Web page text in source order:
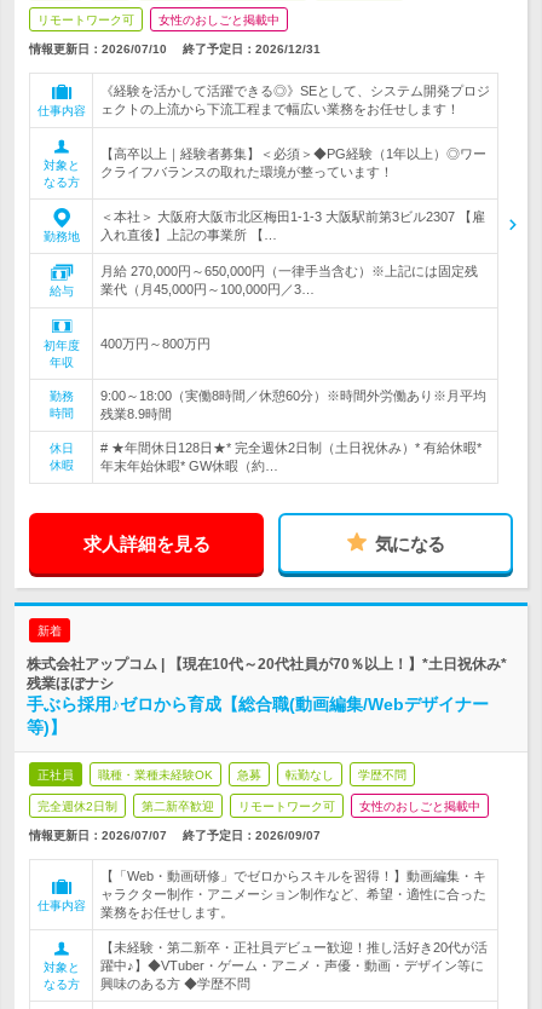
リモートワーク可 女性のおしごと掲載中
情報更新日：2026/07/10 終了予定日： 2026/12/31
仕事内容
《経験を活かして活躍できる◎》SEとして、システム開発プロジ
ェクトの上流から下流工程まで幅広い業務をお任せします！
対象と
なる方
【高卒以上｜経験者募集】＜必須＞◆PG経験（1年以上）◎ワー
クライフバランスの取れた環境が整っています！
勤務地
＜本社＞ 大阪府大阪市北区梅田1-1-3 大阪駅前第3ビル2307 【雇
入れ直後】上記の事業所 【…
給与
月給 270,000円～650,000円（一律手当含む）※上記には固定残
業代（月45,000円～100,000円／3…
初年度
年収
400万円～800万円
勤務
時間
9:00～18:00（実働8時間／休憩60分）※時間外労働あり※月平均
残業8.9時間
休日
休暇
# ★年間休日128日★* 完全週休2日制（土日祝休み）* 有給休暇*
年末年始休暇* GW休暇（約…
求人詳細を見る 気になる
新着
株式会社アップコム | 【現在10代～20代社員が70％以上！】*土日祝休み*
残業ほぼナシ
手ぶら採用♪ゼロから育成【総合職(動画編集/Webデザイナー
等)】
正社員 職種・業種未経験OK 急募 転勤なし 学歴不問
完全週休2日制 第二新卒歓迎 リモートワーク可 女性のおしごと掲載中
情報更新日：2026/07/07 終了予定日： 2026/09/07
仕事内容
【「Web・動画研修」でゼロからスキルを習得！】動画編集・キ
ャラクター制作・アニメーション制作など、希望・適性に合った
業務をお任せします。
対象と
なる方
【未経験・第二新卒・正社員デビュー歓迎！推し活好き20代が活
躍中♪】◆VTuber・ゲーム・アニメ・声優・動画・デザイン等に
興味のある方 ◆学歴不問